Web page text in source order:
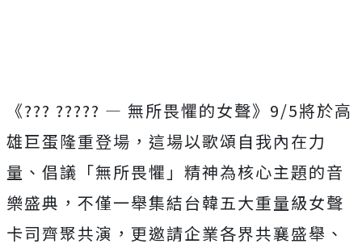
《??? ????? — 無所畏懼的女聲》9/5將於高
雄巨蛋隆重登場，這場以歌頌自我內在力
量、倡議「無所畏懼」精神為核心主題的音
樂盛典，不僅一舉集結台韓五大重量級女聲
卡司齊聚共演，更邀請企業各界共襄盛舉、